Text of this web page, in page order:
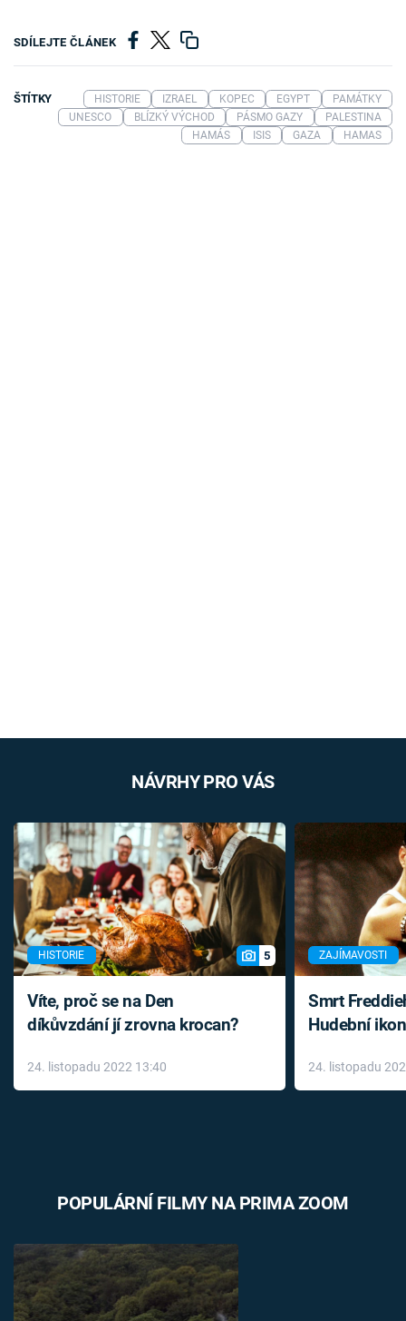
SDÍLEJTE ČLÁNEK
ŠTÍTKY HISTORIE IZRAEL KOPEC EGYPT
PAMÁTKY
UNESCO
BLÍZKÝ VÝCHOD PÁSMO GAZY
PALESTINA
HAMÁS
ISIS GAZA HAMAS
NÁVRHY PRO VÁS
HISTORIE 5
Víte, proč se na Den
díkůvzdání jí zrovna krocan?
24. listopadu 2022 13:40
ZAJÍMAVOSTI
Smrt
Hudební
léky
24. listopadu
POPULÁRNÍ FILMY NA PRIMA ZOOM